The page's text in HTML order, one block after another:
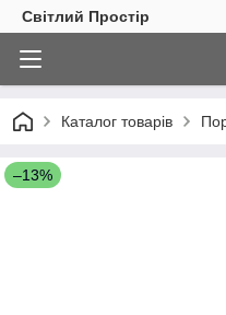
Світлий Простір
Каталог товарів
–13%